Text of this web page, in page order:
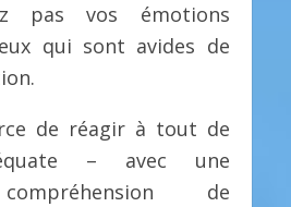
pas vos émotions
qui sont avides de
de réagir à tout de
– avec une
de